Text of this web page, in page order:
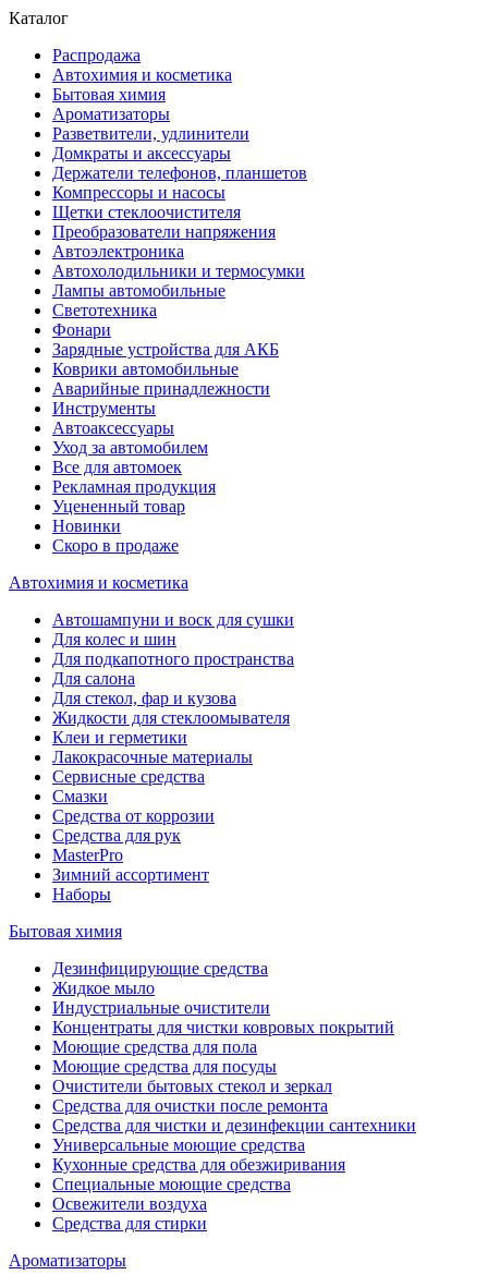
Каталог
Распродажа
Автохимия и косметика
Бытовая химия
Ароматизаторы
Разветвители, удлинители
Домкраты и аксессуары
Держатели телефонов, планшетов
Компрессоры и насосы
Щетки стеклоочистителя
Преобразователи напряжения
Автоэлектроника
Автохолодильники и термосумки
Лампы автомобильные
Светотехника
Фонари
Зарядные устройства для АКБ
Коврики автомобильные
Аварийные принадлежности
Инструменты
Автоаксессуары
Уход за автомобилем
Все для автомоек
Рекламная продукция
Уцененный товар
Новинки
Скоро в продаже
Автохимия и косметика
Автошампуни и воск для сушки
Для колес и шин
Для подкапотного пространства
Для салона
Для стекол, фар и кузова
Жидкости для стеклоомывателя
Клеи и герметики
Лакокрасочные материалы
Сервисные средства
Смазки
Средства от коррозии
Средства для рук
MasterPro
Зимний ассортимент
Наборы
Бытовая химия
Дезинфицирующие средства
Жидкое мыло
Индустриальные очистители
Концентраты для чистки ковровых покрытий
Моющие средства для пола
Моющие средства для посуды
Очистители бытовых стекол и зеркал
Средства для очистки после ремонта
Средства для чистки и дезинфекции сантехники
Универсальные моющие средства
Кухонные средства для обезжиривания
Специальные моющие средства
Освежители воздуха
Средства для стирки
Ароматизаторы